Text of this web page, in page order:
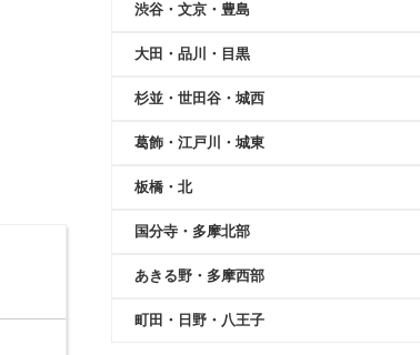
渋谷・文京・豊島
大田・品川・目黒
杉並・世田谷・城西
葛飾・江戸川・城東
板橋・北
国分寺・多摩北部
あきる野・多摩西部
町田・日野・八王子